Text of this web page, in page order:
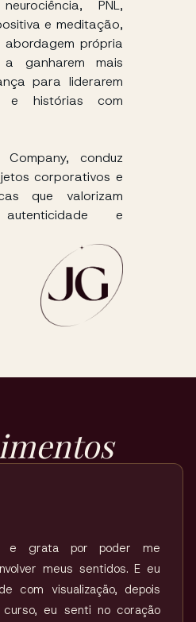
PNL,
e meditação,
abordagem própria
ganharem mais
para liderarem
e histórias com
conduz
corporativos e
que valorizam
e
e grata por poder me
meus sentidos. E eu
com visualização, depois
eu senti no coração